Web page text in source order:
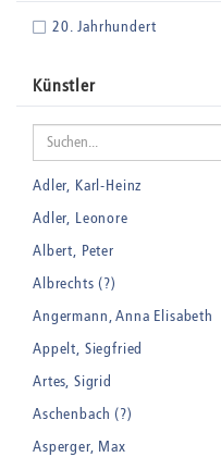
20. Jahrhundert
Künstler
Adler, Karl-Heinz
Adler, Leonore
Albert, Peter
Albrechts (?)
Angermann, Anna Elisabeth
Appelt, Siegfried
Artes, Sigrid
Aschenbach (?)
Asperger, Max